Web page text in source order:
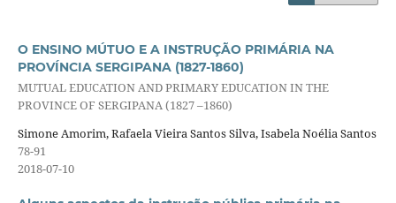
O ENSINO MÚTUO E A INSTRUÇÃO PRIMÁRIA NA
PROVÍNCIA SERGIPANA (1827-1860)
MUTUAL EDUCATION AND PRIMARY EDUCATION IN THE
PROVINCE OF SERGIPANA (1827 –1860)
Simone Amorim, Rafaela Vieira Santos Silva, Isabela Noélia Santos
78-91
2018-07-10